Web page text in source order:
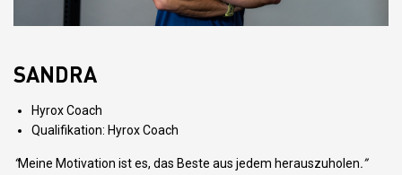
SANDRA
Hyrox Coach
Qualifikation: Hyrox Coach
“Meine Motivation ist es, das Beste aus jedem herauszuholen.”